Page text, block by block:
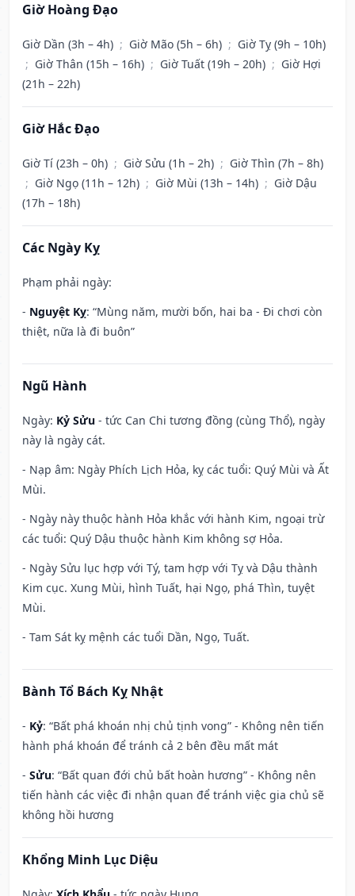
Giờ Hoàng Đạo
Giờ Dần (3h – 4h) ; Giờ Mão (5h – 6h) ; Giờ Tỵ (9h – 10h)
; Giờ Thân (15h – 16h) ; Giờ Tuất (19h – 20h) ; Giờ Hợi
(21h – 22h)
Giờ Hắc Đạo
Giờ Tí (23h – 0h) ; Giờ Sửu (1h – 2h) ; Giờ Thìn (7h – 8h)
; Giờ Ngọ (11h – 12h) ; Giờ Mùi (13h – 14h) ; Giờ Dậu
(17h – 18h)
Các Ngày Kỵ
Phạm phải ngày:
- Nguyệt Kỵ: “Mùng năm, mười bốn, hai ba - Đi chơi còn
thiệt, nữa là đi buôn”
Ngũ Hành
Ngày: Kỷ Sửu - tức Can Chi tương đồng (cùng Thổ), ngày
này là ngày cát.
- Nạp âm: Ngày Phích Lịch Hỏa, kỵ các tuổi: Quý Mùi và Ất
Mùi.
- Ngày này thuộc hành Hỏa khắc với hành Kim, ngoại trừ
các tuổi: Quý Dậu thuộc hành Kim không sợ Hỏa.
- Ngày Sửu lục hợp với Tý, tam hợp với Tỵ và Dậu thành
Kim cục. Xung Mùi, hình Tuất, hại Ngọ, phá Thìn, tuyệt
Mùi.
- Tam Sát kỵ mệnh các tuổi Dần, Ngọ, Tuất.
Bành Tổ Bách Kỵ Nhật
- Kỷ: “Bất phá khoán nhị chủ tịnh vong” - Không nên tiến
hành phá khoán để tránh cả 2 bên đều mất mát
- Sửu: “Bất quan đới chủ bất hoàn hương” - Không nên
tiến hành các việc đi nhận quan để tránh việc gia chủ sẽ
không hồi hương
Khổng Minh Lục Diệu